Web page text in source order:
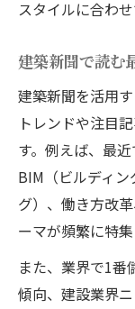
スタイルに合わ
建築新聞で読む
建築新聞を活用
トレンドや注目
す。例えば、最
BIM（ビルディ
グ）、働き方改
ーマが頻繁に特集
また、業界で1番
傾向、建設業界